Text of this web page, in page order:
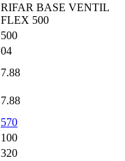
RIFAR BASE VENTIL
FLEX 500
500
04
7.88
7.88
570
100
320